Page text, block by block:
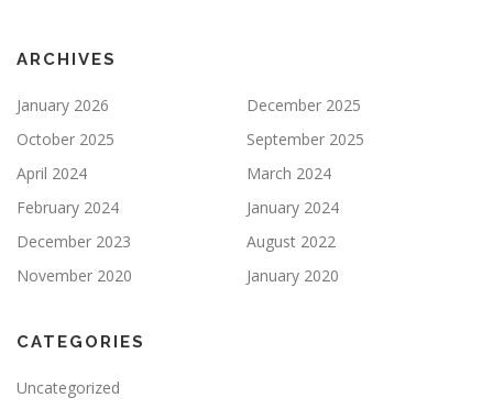
ARCHIVES
January 2026
December 2025
October 2025
September 2025
April 2024
March 2024
February 2024
January 2024
December 2023
August 2022
November 2020
January 2020
CATEGORIES
Uncategorized